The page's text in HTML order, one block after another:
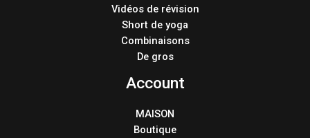
Vidéos de révision
Short de yoga
Combinaisons
De gros
Account
MAISON
Boutique